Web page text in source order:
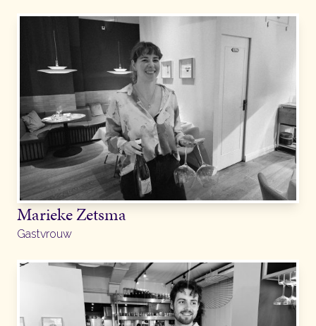
Marieke Zetsma
Gastvrouw